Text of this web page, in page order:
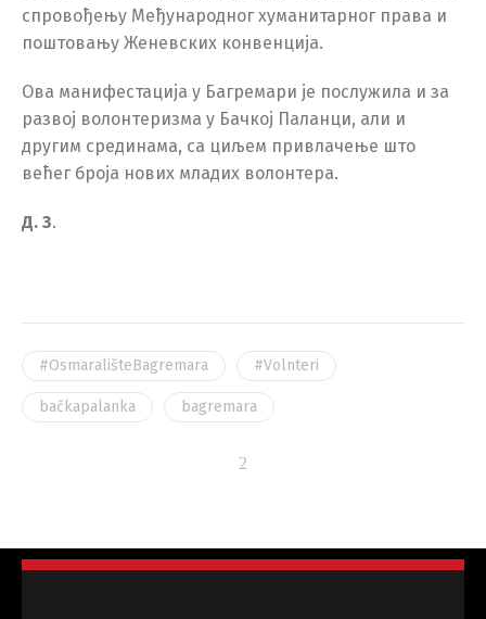
спровођењу Међународног хуманитарног права и
поштовању Женевских конвенција.
Ова манифестација у Багремари је послужила и за
развој волонтеризма у Бачкој Паланци, али и
другим срединама, са циљем привлачење што
већег броја нових младих волонтера.
Д. З.
#OsmarališteBagremara #Volnteri
bačkapalanka bagremara